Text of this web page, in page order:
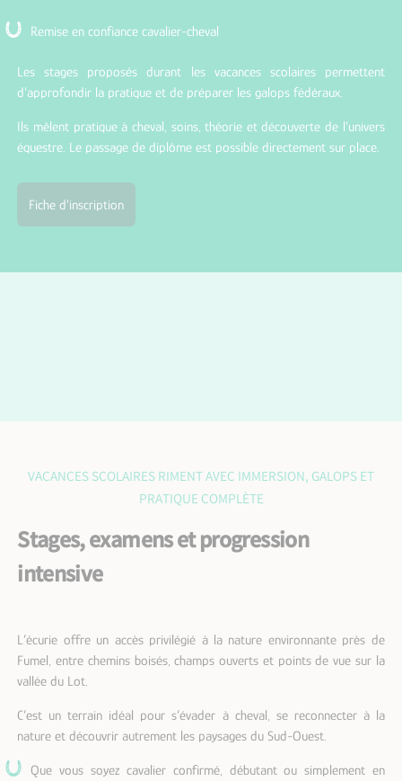
Remise en confiance cavalier-cheval
Les stages proposés durant les vacances scolaires permettent
d’approfondir la pratique et de préparer les galops fédéraux.
Ils mêlent pratique à cheval, soins, théorie et découverte de l’univers
équestre. Le passage de diplôme est possible directement sur place.
Fiche d'inscription
VACANCES SCOLAIRES RIMENT AVEC IMMERSION, GALOPS ET
PRATIQUE COMPLÈTE
Stages, examens et progression
intensive
L’écurie offre un accès privilégié à la nature environnante près de
Fumel, entre chemins boisés, champs ouverts et points de vue sur la
vallée du Lot.
C’est un terrain idéal pour s’évader à cheval, se reconnecter à la
nature et découvrir autrement les paysages du Sud-Ouest.
Que vous soyez cavalier confirmé, débutant ou simplement en